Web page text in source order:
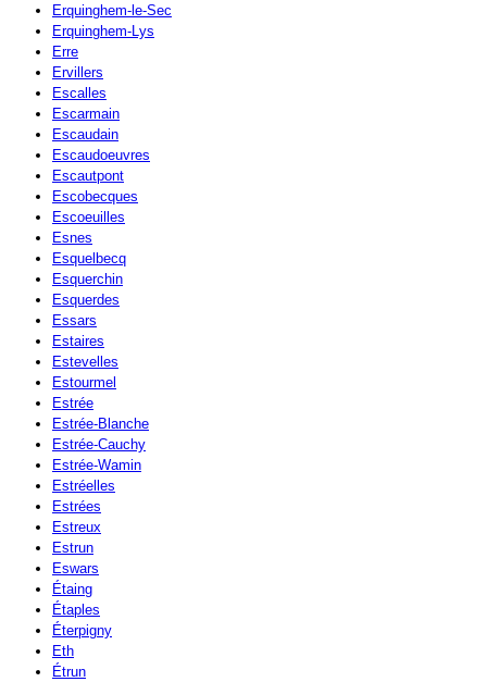
Erquinghem-le-Sec
Erquinghem-Lys
Erre
Ervillers
Escalles
Escarmain
Escaudain
Escaudoeuvres
Escautpont
Escobecques
Escoeuilles
Esnes
Esquelbecq
Esquerchin
Esquerdes
Essars
Estaires
Estevelles
Estourmel
Estrée
Estrée-Blanche
Estrée-Cauchy
Estrée-Wamin
Estréelles
Estrées
Estreux
Estrun
Eswars
Étaing
Étaples
Éterpigny
Eth
Étrun